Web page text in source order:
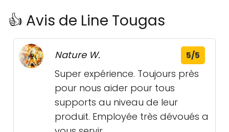
👍 Avis de Line Tougas
Nature W. 5/5
Super expérience. Toujours près
pour nous aider pour tous
supports au niveau de leur
produit. Employée très dévoués a